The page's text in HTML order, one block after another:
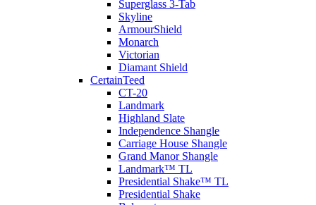
Superglass 3-Tab
Skyline
ArmourShield
Monarch
Victorian
Diamant Shield
CertainTeed
CT-20
Landmark
Highland Slate
Independence Shangle
Carriage House Shangle
Grand Manor Shangle
Landmark™ TL
Presidential Shake™ TL
Presidential Shake